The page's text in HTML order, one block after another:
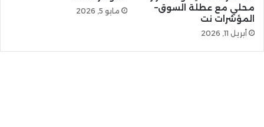
محلي مع عطلة السوق–
المؤشرات نت
أبريل 11, 2026
مايو 5, 2026